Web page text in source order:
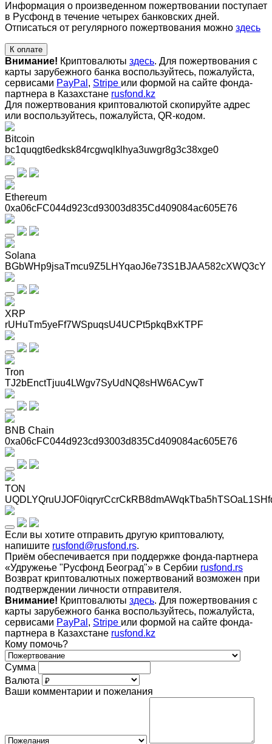
Информация о произведенном пожертвовании поступает
в Русфонд в течение четырех банковских дней.
Отписаться от регулярного пожертвования можно здесь
К оплате
Внимание! Криптовалюты здесь. Для пожертвования с
карты зарубежного банка воспользуйтесь, пожалуйста,
сервисами PayPal , Stripe или формой на сайте фонда-
партнера в Казахстане rusfond.kz
Для пожертвования криптовалютой скопируйте адрес
или воспользуйтесь, пожалуйста, QR-кодом.
Bitcoin
bc1quqgt6edksk84rcgwqlklhya3uwgr8g3c38xge0
Ethereum
0xa06cFC044d923cd93003d835Cd409084ac605E76
Solana
BGbWHp9jsaTmcu9Z5LHYqaoJ6e73S1BJAA582cXWQ3cY
XRP
rUHuTm5yeFf7WSpuqsU4UCPt5pkqBxKTPF
Tron
TJ2bEnctTjuu4LWgv7SyUdNQ8sHW6ACywT
BNB Chain
0xa06cFC044d923cd93003d835Cd409084ac605E76
TON
Если вы хотите отправить другую криптовалюту,
напишите rusfond@rusfond.rs.
Приём обеспечивается при поддержке фонда-партнера
«Удружење "Русфонд Београд"» в Сербии rusfond.rs
Возврат криптовалютных пожертвований возможен при
подтверждении личности отправителя.
Внимание! Криптовалюты здесь. Для пожертвования с
карты зарубежного банка воспользуйтесь, пожалуйста,
сервисами PayPal , Stripe или формой на сайте фонда-
партнера в Казахстане rusfond.kz
Кому помочь?
Сумма
Валюта
Ваши комментарии и пожелания